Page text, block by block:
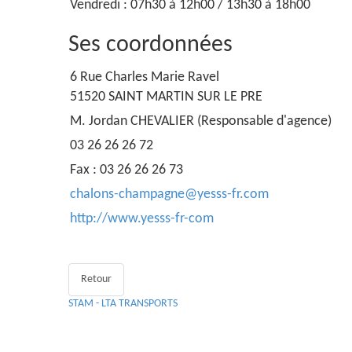
Vendredi : 07h30 à 12h00 / 13h30 à 18h00
Ses coordonnées
6 Rue Charles Marie Ravel
51520 SAINT MARTIN SUR LE PRE
M. Jordan CHEVALIER (Responsable d'agence)
03 26 26 26 72
Fax : 03 26 26 26 73
chalons-champagne@yesss-fr.com
http://www.yesss-fr-com
Retour
STAM - LTA TRANSPORTS